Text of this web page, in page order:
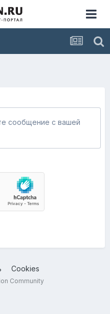
сообщение с вашей
Cookies
Community